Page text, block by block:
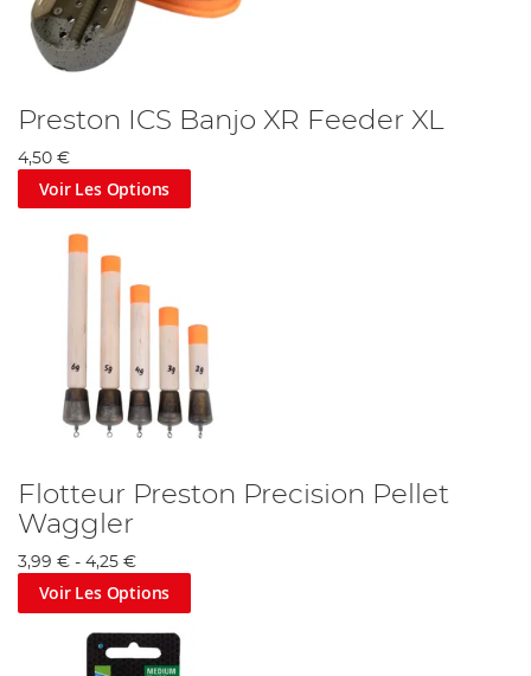
Preston ICS Banjo XR Feeder XL
4,50 €
Voir Les Options
Flotteur Preston Precision Pellet
Waggler
3,99 € - 4,25 €
Voir Les Options